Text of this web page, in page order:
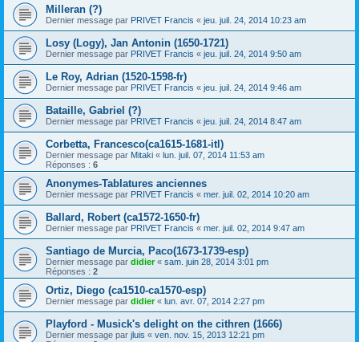
Milleran (?)
Dernier message par PRIVET Francis « jeu. juil. 24, 2014 10:23 am
Losy (Logy), Jan Antonin (1650-1721)
Dernier message par PRIVET Francis « jeu. juil. 24, 2014 9:50 am
Le Roy, Adrian (1520-1598-fr)
Dernier message par PRIVET Francis « jeu. juil. 24, 2014 9:46 am
Bataille, Gabriel (?)
Dernier message par PRIVET Francis « jeu. juil. 24, 2014 8:47 am
Corbetta, Francesco(ca1615-1681-itl)
Dernier message par Mitaki « lun. juil. 07, 2014 11:53 am
Réponses : 6
Anonymes-Tablatures anciennes
Dernier message par PRIVET Francis « mer. juil. 02, 2014 10:20 am
Ballard, Robert (ca1572-1650-fr)
Dernier message par PRIVET Francis « mer. juil. 02, 2014 9:47 am
Santiago de Murcia, Paco(1673-1739-esp)
Dernier message par didier« sam. juin 28, 2014 3:01 pm
Réponses : 2
Ortiz, Diego (ca1510-ca1570-esp)
Dernier message par didier« lun. avr. 07, 2014 2:27 pm
Playford - Musick's delight on the cithren (1666)
Dernier message par jluis « ven. nov. 15, 2013 12:21 pm